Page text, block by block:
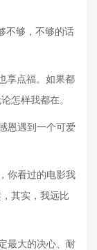
不够，不够的话
享点福。如果都
怎样我都在。
恩遇到一个可爱
你看过的电影我
其实，我远比
最大的决心、耐